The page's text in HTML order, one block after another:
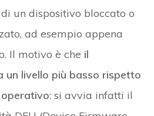
un dispositivo bloccato o
ad esempio appena
Il motivo è che il
un livello più basso rispetto
: si avvia infatti il